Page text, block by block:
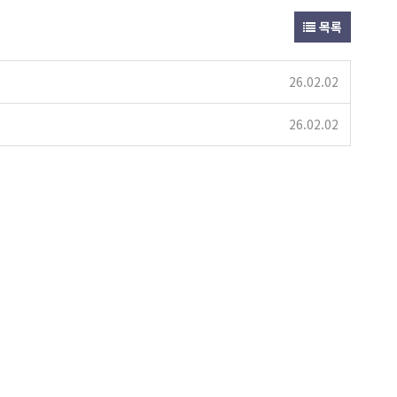
목록
26.02.02
26.02.02